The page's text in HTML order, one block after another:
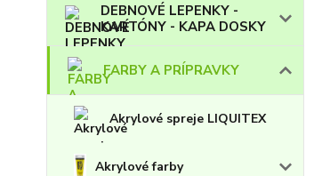
DEBNOVÉ LEPENKY -
KARTÓNY - KAPA DOSKY
FARBY A PRÍPRAVKY
Akrylové spreje LIQUITEX
Akrylové farby